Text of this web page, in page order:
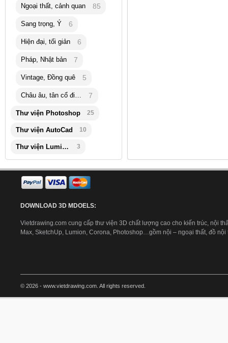
Ngoại thất, cảnh quan 85
Sang trọng, Ý 6
Hiện đại, tối giản 6
Pháp, Nhật bản 7
Vintage, Đồng quê 5
Châu âu, tân cổ điển 7
Thư viện Photoshop 25
Thư viện AutoCad 10
Thư viện Lumion 3
DOWNLOAD 3D MDOELS:
Vietdrawing.com cung cấp thư viện 3D chất lượng cao cho kiến trúc, nội
Max, SketchUp, Lumion, Corona, Photoshop…gồm nội – ngoại thất, đồ nội
© 2026 - www.vietdrawing.com. All rights reserved.